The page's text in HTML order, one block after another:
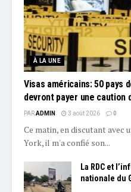
À LA UNE
Visas américains: 50 pays
devront payer une caution
PARADMIN 3 août 2026 0
Ce matin, en discutant avec
York, il m'a confié son...
La RDC et
nationale du